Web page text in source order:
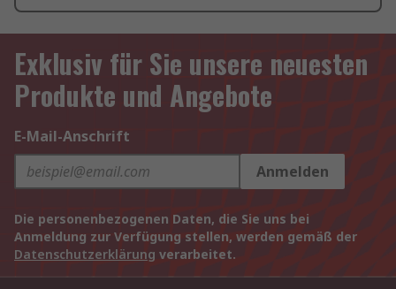
Exklusiv für Sie unsere neuesten
Produkte und Angebote
E-Mail-Anschrift
Anmelden
Die personenbezogenen Daten, die Sie uns bei
Anmeldung zur Verfügung stellen, werden gemäß der
Datenschutzerklärung verarbeitet.